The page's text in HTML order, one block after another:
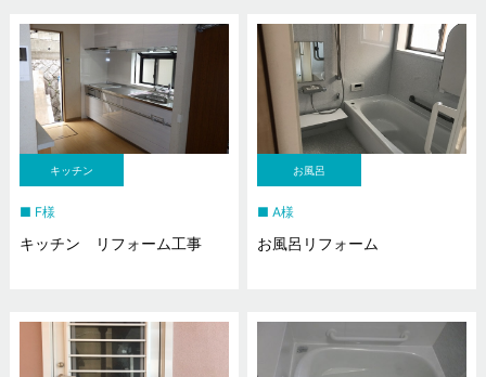
キッチン
F様
キッチン リフォーム工事
お風呂
A様
お風呂リフォーム